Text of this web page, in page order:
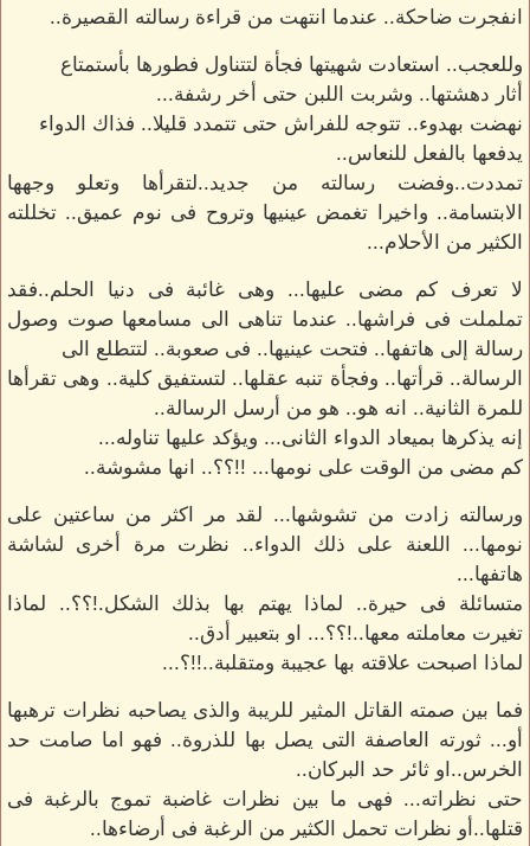
انفجرت ضاحكة.. عندما انتهت من قراءة رسالته القصيرة..
وللعجب.. استعادت شهيتها فجأة لتتناول فطورها بأستمتاع
أثار دهشتها.. وشربت اللبن حتى أخر رشفة...
نهضت بهدوء.. تتوجه للفراش حتى تتمدد قليلا.. فذاك الدواء
يدفعها بالفعل للنعاس..
تمددت..وفضت رسالته من جديد..لتقرأها وتعلو وجهها
الابتسامة.. واخيرا تغمض عينيها وتروح فى نوم عميق.. تخللته
الكثير من الأحلام...
لا تعرف كم مضى عليها... وهى غائبة فى دنيا الحلم..فقد
تململت فى فراشها.. عندما تناهى الى مسامعها صوت وصول
رسالة إلى هاتفها.. فتحت عينيها.. فى صعوبة.. لتتطلع الى
الرسالة.. قرأتها.. وفجأة تنبه عقلها.. لتستفيق كلية.. وهى تقرأها
للمرة الثانية.. انه هو.. هو من أرسل الرسالة..
إنه يذكرها بميعاد الدواء الثانى... ويؤكد عليها تناوله...
كم مضى من الوقت على نومها... !!؟؟.. انها مشوشة..
ورسالته زادت من تشوشها... لقد مر اكثر من ساعتين على
نومها... اللعنة على ذلك الدواء.. نظرت مرة أخرى لشاشة
هاتفها...
متسائلة فى حيرة.. لماذا يهتم بها بذلك الشكل.!؟؟.. لماذا
تغيرت معاملته معها..!؟؟... او بتعبير أدق..
لماذا اصبحت علاقته بها عجيبة ومتقلبة..!!؟...
فما بين صمته القاتل المثير للريبة والذى يصاحبه نظرات ترهبها
أو... ثورته العاصفة التى يصل بها للذروة.. فهو اما صامت حد
الخرس..او ثائر حد البركان..
حتى نظراته... فهى ما بين نظرات غاضبة تموج بالرغبة فى
قتلها..أو نظرات تحمل الكثير من الرغبة فى أرضاءها..